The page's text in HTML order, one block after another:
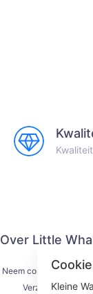
Over Little
Neem contact met ons
Verzendproces
Kleine